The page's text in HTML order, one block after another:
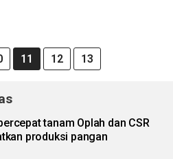
11 12 13
tanam Oplah dan CSR
produksi pangan